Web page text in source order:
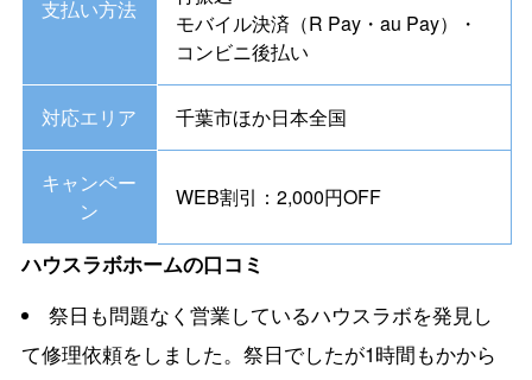
支払い方法
モバイル決済（R Pay・au Pay）・
コンビニ後払い
対応エリア 千葉市ほか日本全国
キャンペー
ン
WEB割引：2,000円OFF
ハウスラボホームの口コミ
祭日も問題なく営業しているハウスラボを発見し
て修理依頼をしました。祭日でしたが1時間もかから